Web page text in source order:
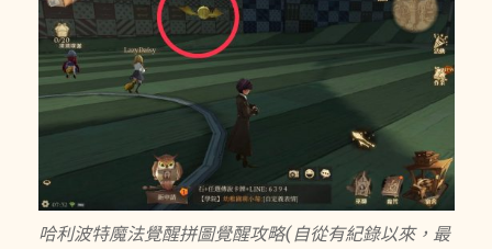
哈利波特魔法覺醒拼圖覺醒攻略(自從有紀錄以來，最